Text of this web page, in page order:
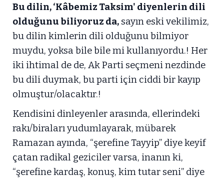
Bu dilin, ‘Kâbemiz Taksim' diyenlerin dili
olduğunu biliyoruz da, sayın eski vekilimiz,
bu dilin kimlerin dili olduğunu bilmiyor
muydu, yoksa bile bile mi kullanıyordu.! Her
iki ihtimal de de, Ak Parti seçmeni nezdinde
bu dili duymak, bu parti için ciddi bir kayıp
olmuştur/olacaktır.!
Kendisini dinleyenler arasında, ellerindeki
rakı/biraları yudumlayarak, mübarek
Ramazan ayında, “şerefine Tayyip” diye keyif
çatan radikal geziciler varsa, inanın ki,
“şerefine kardaş, konuş, kim tutar seni” diye